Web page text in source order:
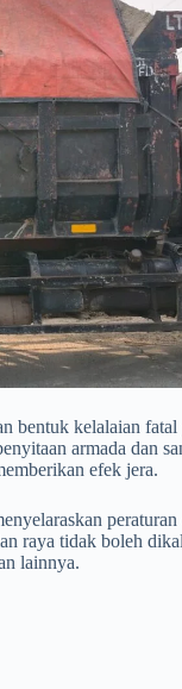
bentuk kelalaian fatal
armada dan
efek jera.
raya tidak boleh
lainnya.